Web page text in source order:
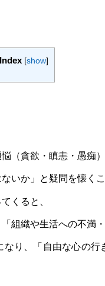
Index [show]
（貪欲・瞋恚・愚痴
いか」と疑問を懐くこ
くると、
組織や生活への不満・
り、「自由な心の